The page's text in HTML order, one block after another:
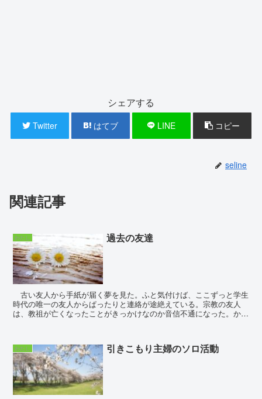
シェアする
Twitter はてブ LINE コピー
seline
関連記事
わたし 過去の友達
古い友人から手紙が届く夢を見た。ふと気付けば、ここずっと学生
時代の唯一の友人からぱったりと連絡が途絶えている。宗教の友人
は、教祖が亡くなったことがきっかけなのか音信不通になった。かお
わたし 引きこもり主婦のソロ活動